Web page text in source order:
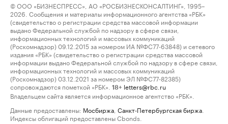
© ООО «БИЗНЕСПРЕСС», АО «РОСБИЗНЕСКОНСАЛТИНГ», 1995–
2026. Сообщения и материалы информационного агентства «РБК»
(свидетельство о регистрации средства массовой информации
выдано Федеральной службой по надзору в сфере связи,
информационных технологий и массовых коммуникаций
(Роскомнадзор) 09.12.2015 за номером ИА №ФС77-63848) и сетевого
издания «РБК» (свидетельство о регистрации средства массовой
информации выдано Федеральной службой по надзору в сфере связи,
информационных технологий и массовых коммуникаций
(Роскомнадзор) 03.12.2021 за номером ЭЛ №ФС77-82385)
сопровождаются пометкой «РБК».
18+ letters@rbc.ru
Владельцем сайта является информационное агентство «РБК».
Данные предоставлены: Мосбиржа Санкт-Петербургская биржа
Индексы облигаций предоставлены Cbonds.